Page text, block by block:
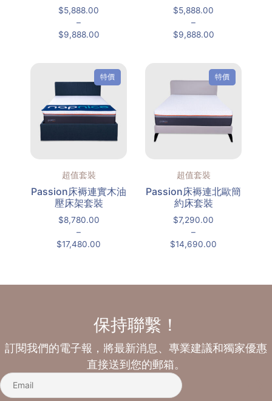
$5,888.00
–
$9,888.00
$5,888.00
–
$9,888.00
特價
超值套裝
Passion床褥連實木油
壓床架套裝
$8,780.00
–
$17,480.00
特價
超值套裝
Passion床褥連北歐簡
約床套裝
$7,290.00
–
$14,690.00
保持聯繫！
訂閱我們的電子報，將最新消息、專業建議和獨家優惠
直接送到您的郵箱。